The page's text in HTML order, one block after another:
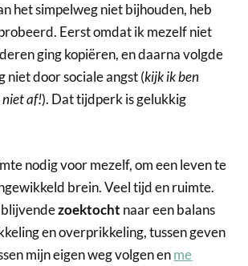
het simpelweg niet bijhouden, heb
Eerst omdat ik mezelf niet
ging kopiëren, en daarna volgde
niet door sociale angst (kijk ik ben
niet af!). Dat tijdperk is gelukkig
nodig voor mezelf, om een leven te
brein. Veel tijd en ruimte.
blijvendezoektocht naar een balans
en overprikkeling, tussen geven
mijn eigen weg volgen enme